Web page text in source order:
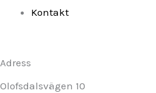
Kontakt
Adress
Olofsdalsvägen 10